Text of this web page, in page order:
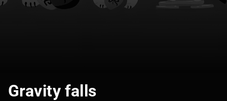
Gravity falls